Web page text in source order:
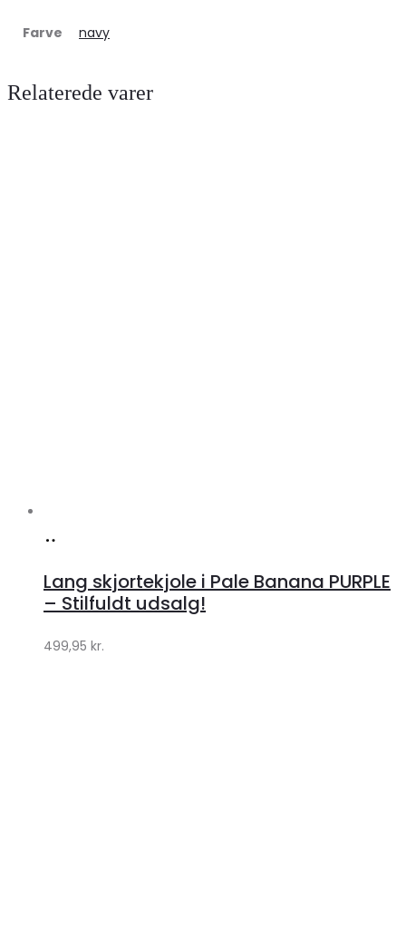
Farve navy
Relaterede varer
Klædeskabet.dk
Lang skjortekjole i Pale Banana PURPLE
– Stilfuldt udsalg!
499,95 kr.